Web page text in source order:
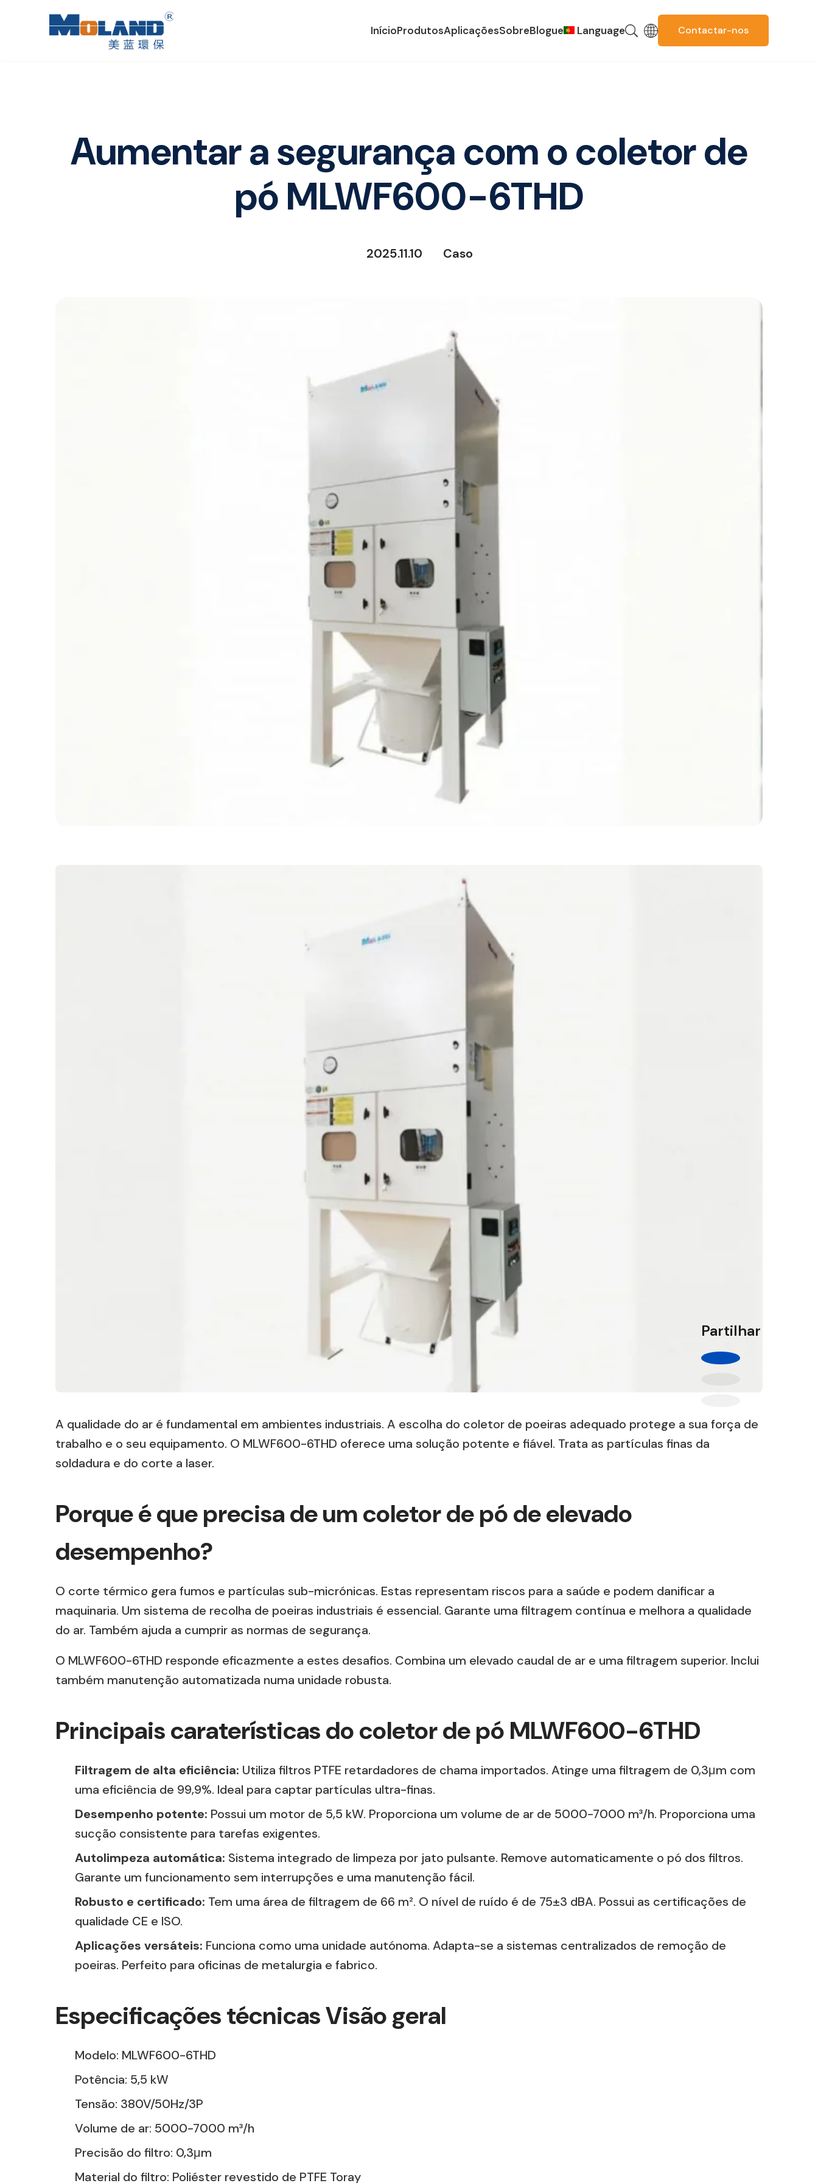
InícioProdutosAplicaçõesSobreBlogue Language
English
Korean
Thai
Contactar-nos
Aumentar a segurança com o coletor de
pó MLWF600-6THD
2025.11.10 Caso
A qualidade do ar é fundamental em ambientes industriais. A escolha do coletor de poeiras adequado protege a sua força de
trabalho e o seu equipamento. O MLWF600-6THD oferece uma solução potente e fiável. Trata as partículas finas da
soldadura e do corte a laser.
Porque é que precisa de um coletor de pó de elevado
desempenho?
O corte térmico gera fumos e partículas sub-micrónicas. Estas representam riscos para a saúde e podem danificar a
maquinaria. Um sistema de recolha de poeiras industriais é essencial. Garante uma filtragem contínua e melhora a qualidade
do ar. Também ajuda a cumprir as normas de segurança.
O MLWF600-6THD responde eficazmente a estes desafios. Combina um elevado caudal de ar e uma filtragem superior. Inclui
também manutenção automatizada numa unidade robusta.
Principais caraterísticas do coletor de pó MLWF600-6THD
Filtragem de alta eficiência: Utiliza filtros PTFE retardadores de chama importados. Atinge uma filtragem de 0,3μm com
uma eficiência de 99,9%. Ideal para captar partículas ultra-finas.
Desempenho potente: Possui um motor de 5,5 kW. Proporciona um volume de ar de 5000-7000 m³/h. Proporciona uma
sucção consistente para tarefas exigentes.
Autolimpeza automática: Sistema integrado de limpeza por jato pulsante. Remove automaticamente o pó dos filtros.
Garante um funcionamento sem interrupções e uma manutenção fácil.
Robusto e certificado: Tem uma área de filtragem de 66 m². O nível de ruído é de 75±3 dBA. Possui as certificações de
qualidade CE e ISO.
Aplicações versáteis: Funciona como uma unidade autónoma. Adapta-se a sistemas centralizados de remoção de
poeiras. Perfeito para oficinas de metalurgia e fabrico.
Especificações técnicas Visão geral
Modelo: MLWF600-6THD
Potência: 5,5 kW
Tensão: 380V/50Hz/3P
Volume de ar: 5000-7000 m³/h
Precisão do filtro: 0,3μm
Material do filtro: Poliéster revestido de PTFE Toray
Partilhar
facebook